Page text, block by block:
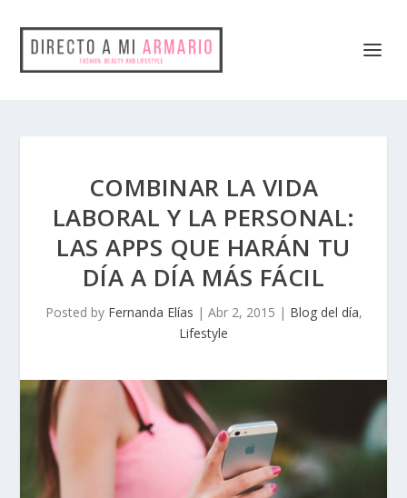
COMBINAR LA VIDA
LABORAL Y LA PERSONAL:
LAS APPS QUE HARÁN TU
DÍA A DÍA MÁS FÁCIL
Posted by Fernanda Elías | Abr 2, 2015 | Blog del día,
Lifestyle